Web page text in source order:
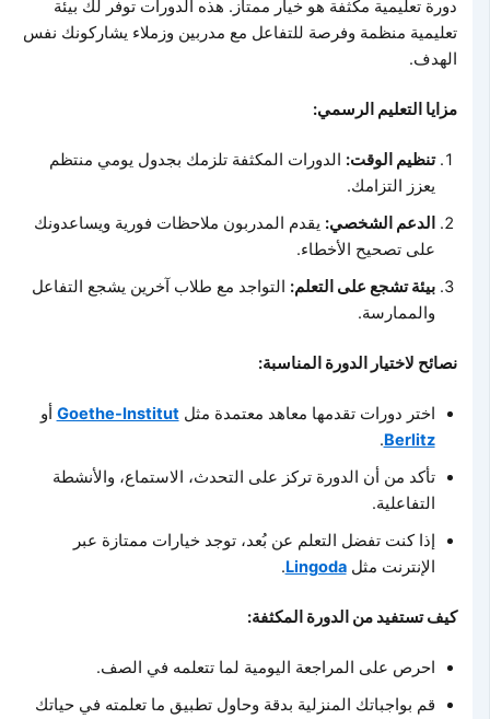
دورة تعليمية مكثفة هو خيار ممتاز. هذه الدورات توفر لك بيئة
تعليمية منظمة وفرصة للتفاعل مع مدربين وزملاء يشاركونك نفس
الهدف.
مزايا التعليم الرسمي:
تنظيم الوقت:الدورات المكثفة تلزمك بجدول يومي منتظم
يعزز التزامك.
الدعم الشخصي:يقدم المدربون ملاحظات فورية ويساعدونك
على تصحيح الأخطاء.
بيئة تشجع على التعلم:التواجد مع طلاب آخرين يشجع التفاعل
والممارسة.
نصائح لاختيار الدورة المناسبة:
اختر دورات تقدمها معاهد معتمدة مثلGoethe-Institutأو
Berlitz
.
تأكد من أن الدورة تركز على التحدث، الاستماع، والأنشطة
التفاعلية.
إذا كنت تفضل التعلم عن بُعد، توجد خيارات ممتازة عبر
الإنترنت مثلLingoda
.
كيف تستفيد من الدورة المكثفة:
احرص على المراجعة اليومية لما تتعلمه في الصف.
قم بواجباتك المنزلية بدقة وحاول تطبيق ما تعلمته في حياتك